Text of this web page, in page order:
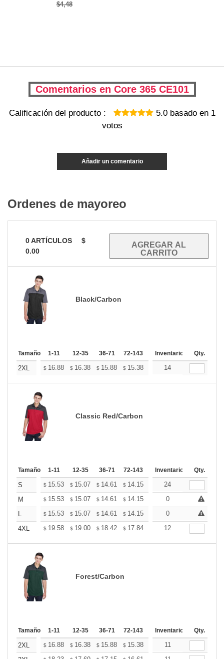
$4,48
Comentarios en Core 365 CE101
Calificación del producto : 5.0basado en 1
votos
Añadir un comentario
Ordenes de mayoreo
0ARTÍCULOS
$
0.00
Black/Carbon
Tamaño 1-11 12-35 36-71 72-143 144-287 288 +
Inventario Qty.
2XL $ 16.88 $ 16.38 $ 15.88 $ 15.38 14.88
14
Classic Red/Carbon
Tamaño 1-11 12-35 36-71 72-143 144-287 288 +
Inventario Qty.
S $ 15.53 $ 15.07 $ 14.61 $ 14.15 13.68
24
M
$ 15.53 $ 15.07 $ 14.61 $ 14.15 13.68
0
L
$ 15.53 $ 15.07 $ 14.61 $ 14.15 13.68
0
4XL
$ 19.58 $ 19.00 $ 18.42 $ 17.84 17.26
12
Forest/Carbon
Tamaño 1-11 12-35 36-71 72-143 144-287 288 +
Inventario Qty.
2XL $ 16.88 $ 16.38 $ 15.88 $ 15.38 14.88
11